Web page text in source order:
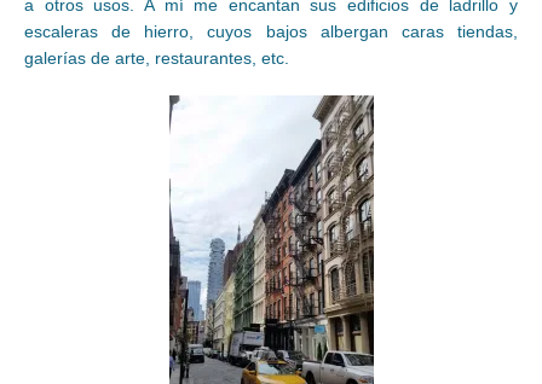
a otros usos. A mí me encantan sus edificios de ladrillo y
escaleras de hierro, cuyos bajos albergan caras tiendas,
galerías de arte, restaurantes, etc.